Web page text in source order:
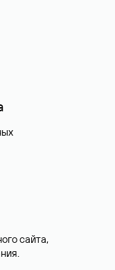
сайта,